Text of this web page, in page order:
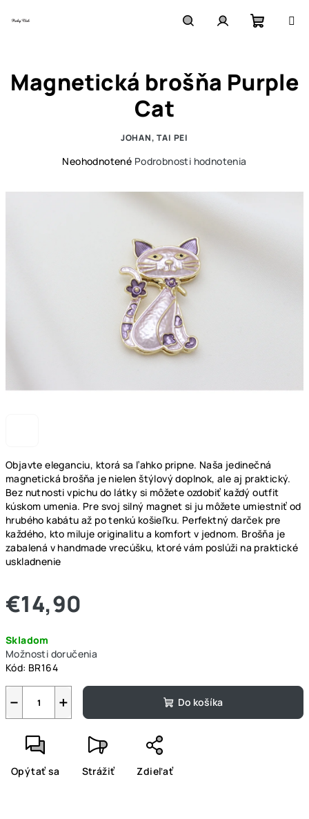
košík
Objavte eleganciu, ktorá sa ľahko pripne. Naša jedinečná
magnetická brošňa je nielen štýlový doplnok, ale aj praktický.
Bez nutnosti vpichu do látky si môžete ozdobiť každý outfit
kúskom umenia. Pre svoj silný magnet si ju môžete umiestniť od
hrubého kabátu až po tenkú košieľku. Perfektný darček pre
každého, kto miluje originalitu a komfort v jednom. Brošňa je
zabalená v handmade vrecúšku, ktoré vám poslúži na praktické
uskladnenie
€14,90
cena:
Skladom
Možnosti doručenia
Kód: BR164
+
− Do košíka
Opýtať sa Strážiť Zdieľať
Magnetická brošňa Purple
Cat
JOHAN, TAI PEI
Priemerné
Neohodnotené Podrobnosti hodnotenia